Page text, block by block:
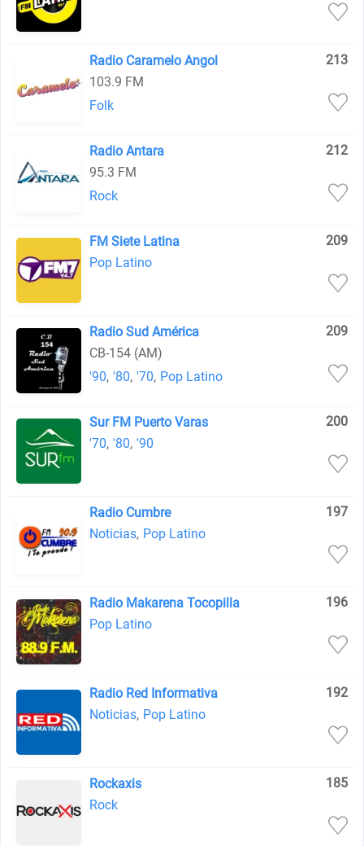
Radio Caramelo Angol
213
103.9 FM
Folk
Radio Antara
212
95.3 FM
Rock
FM Siete Latina
209
Pop Latino
Radio Sud América
209
CB-154 (AM)
'90, '80, '70, Pop Latino
Sur FM Puerto Varas
200
'70, '80, '90
Radio Cumbre
197
Noticias, Pop Latino
Radio Makarena Tocopilla
196
Pop Latino
Radio Red Informativa
192
Noticias, Pop Latino
Rockaxis
185
Rock